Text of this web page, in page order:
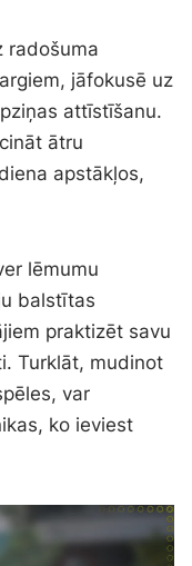
radošuma
jāfokusē uz
attīstīšanu.
ātru
apstākļos,
lēmumu
balstītas
praktizēt savu
Turklāt, mudinot
var
ko ieviest